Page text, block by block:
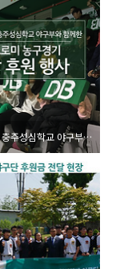
DB손해보험, 충주성심학교 야구부와 함께한 DB프로미 농구경기 관람 후원 행사